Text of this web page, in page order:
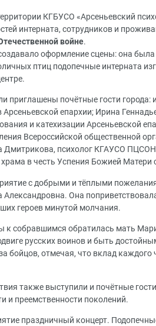
КГБУСО «Арсеньевский
интерната, сотрудников и
войне.
оформление сцены: она
птиц подопечные интерната
приглашены почётные гости
Арсеньевской епархии; Ирина
и катехизации Арсеньевской
Всероссийской общественной
Дмитрикова, психолог КГАУСО ПЦСОН
в честь Успения Божией Матери
с добрыми и тёплыми
Она
героев минутой молчания.
к собравшимся обратилась мать
русских воинов и быть
бойцов, отмечая, что вклад каждого
также выступили и почётные
и преемственности поколений.
праздничный концерт.